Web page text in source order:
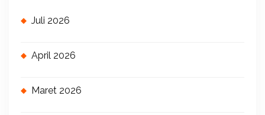
Juli 2026
April 2026
Maret 2026